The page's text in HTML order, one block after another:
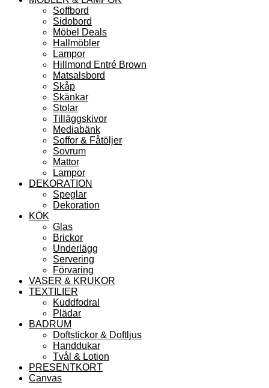
Soffbord
Sidobord
Möbel Deals
Hallmöbler
Lampor
Hillmond Entré Brown
Matsalsbord
Skåp
Skänkar
Stolar
Tilläggskivor
Mediabänk
Soffor & Fåtöljer
Sovrum
Mattor
Lampor
DEKORATION
Speglar
Dekoration
KÖK
Glas
Brickor
Underlägg
Servering
Förvaring
VASER & KRUKOR
TEXTILIER
Kuddfodral
Plädar
BADRUM
Doftstickor & Doftljus
Handdukar
Tvål & Lotion
PRESENTKORT
Canvas